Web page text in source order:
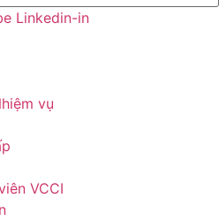
Linkedin-in
vụ
VCCI